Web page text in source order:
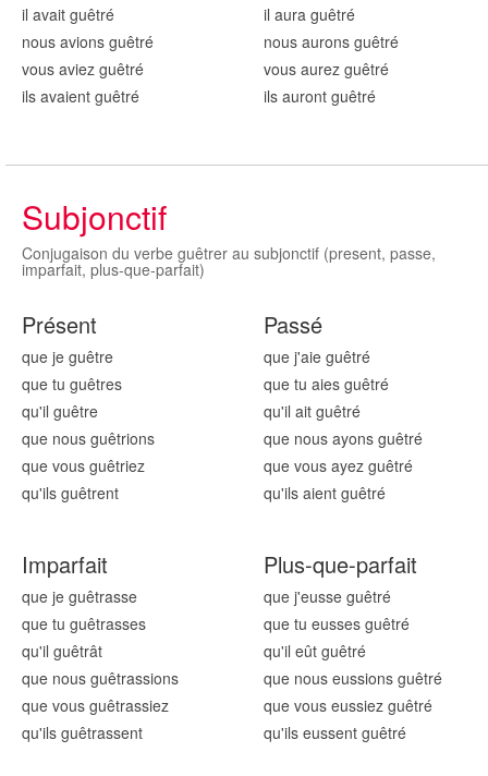
il avait guêtré
nous avions guêtré
vous aviez guêtré
ils avaient guêtré
il aura guêtré
nous aurons guêtré
vous aurez guêtré
ils auront guêtré
Subjonctif
Conjugaison du verbe guêtrer au subjonctif (present, passe,
imparfait, plus-que-parfait)
Présent
que je guêtre
que tu guêtres
qu'il guêtre
que nous guêtrions
que vous guêtriez
qu'ils guêtrent
Passé
que j'aie guêtré
que tu aies guêtré
qu'il ait guêtré
que nous ayons guêtré
que vous ayez guêtré
qu'ils aient guêtré
Imparfait
que je guêtrasse
que tu guêtrasses
qu'il guêtrât
que nous guêtrassions
que vous guêtrassiez
qu'ils guêtrassent
Plus-que-parfait
que j'eusse guêtré
que tu eusses guêtré
qu'il eût guêtré
que nous eussions guêtré
que vous eussiez guêtré
qu'ils eussent guêtré